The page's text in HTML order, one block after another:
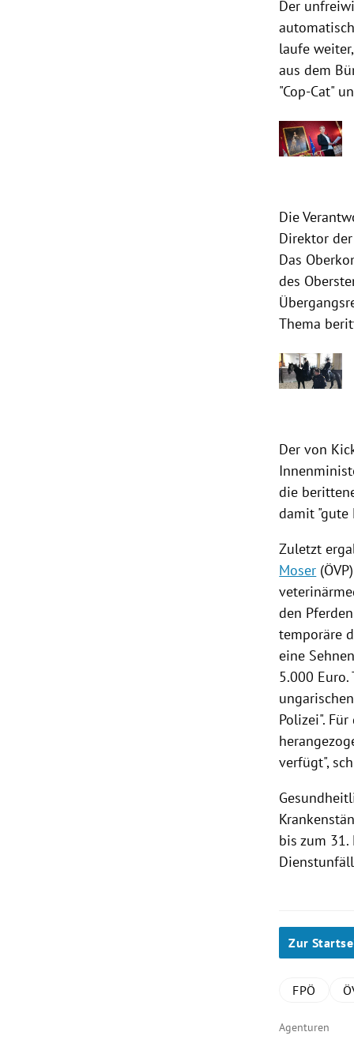
Der
laufe
aus dem
"Cop-Cat"
Die
Direktor
Das
des
Thema
Der von
die
damit "gute
Zuletzt
Moser (ÖVP
den
temporäre
eine
5.000
Polizei".
verfügt",
bis zum 31.
Zur
FPÖ
Agenturen